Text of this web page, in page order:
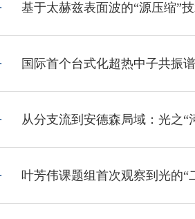
基于太赫兹表面波的“源压缩”
国际首个台式化超热中子共振
从分支流到安德森局域：光之
叶芳伟课题组首次观察到光的“